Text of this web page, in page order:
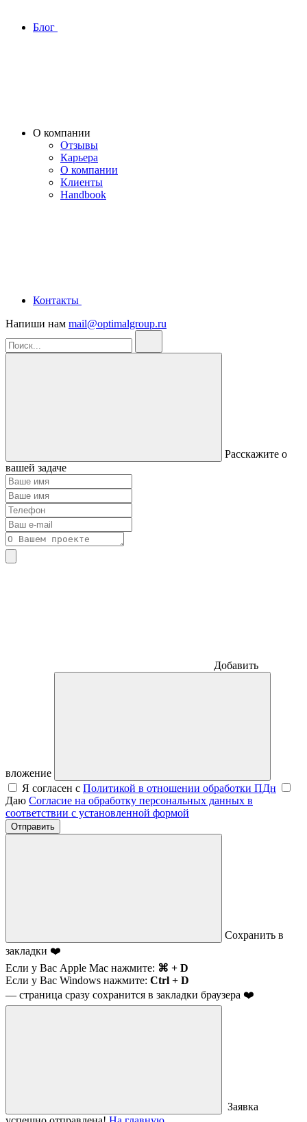
Блог
О компании
Отзывы
Карьера
О компании
Клиенты
Handbook
Контакты
Напиши нам mail@optimalgroup.ru
Расскажите о
вашей задаче
Добавить
вложение
Я согласен с Политикой в отношении обработки ПДн
Даю Согласие на обработку персональных данных в
соответствии с установленной формой
Отправить
Сохранить в
закладки ❤️
Если у Вас Apple Mac нажмите: ⌘ + D
Если у Вас Windows нажмите: Ctrl + D
— страница сразу сохранится в закладки браузера ❤️
Заявка